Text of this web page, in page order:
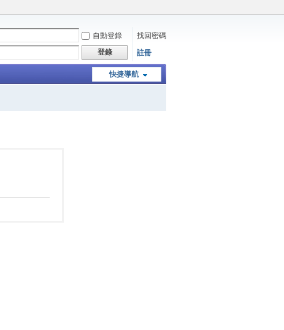
自動登錄
找回密碼
登錄 註冊
快捷導航